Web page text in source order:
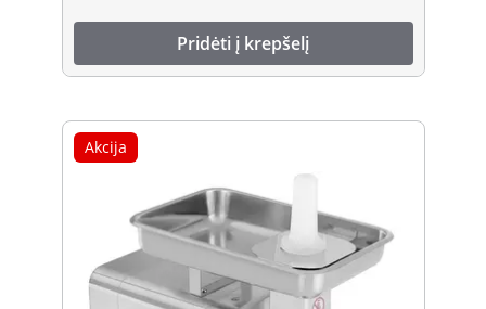
Pridėti į krepšelį
Akcija